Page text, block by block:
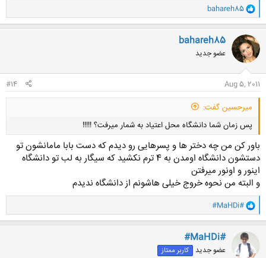
و
ا
ک
ن
ش
ه
ا
bahareh85
bahareh85
عضو جدید
Aug 5, 2011
#14
میرحسین گفت:
پس زمان شما دانشگاه محل اعتیاد به شمار میرفت؟ !!!!!
باور کن من چه دختر ها و پسرهایی رو دیدم که دست بابا مامانشون تو
دستشون دانشگاه اومدن به 4 ترم نکشید که سیگار به لب تو دانشگاه
اینور و اونور میرفتن
و البته من نحوه خروج خیلی هاشونم از دانشگاه ندیدم
و
ا
ک
ن
ش
ه
#MaHDi#
#MaHDi#
عضو جدید کاربر ممتاز